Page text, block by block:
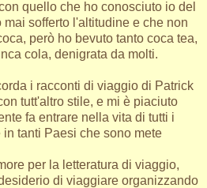
quello che ho conosciuto io del
sofferto l'altitudine e che non
però ho bevuto tanto coca tea,
cola, denigrata da molti.
i racconti di viaggio di Patrick
tutt'altro stile, e mi è piaciuto
fa entrare nella vita di tutti i
tanti Paesi che sono mete
per la letteratura di viaggio,
di viaggiare organizzando